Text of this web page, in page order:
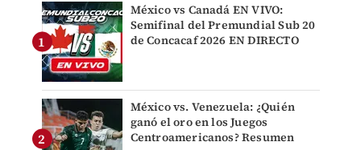
México vs Canadá EN VIVO:
Semifinal del Premundial Sub 20
de Concacaf 2026 EN DIRECTO
México vs. Venezuela: ¿Quién
ganó el oro en los Juegos
Centroamericanos? Resumen